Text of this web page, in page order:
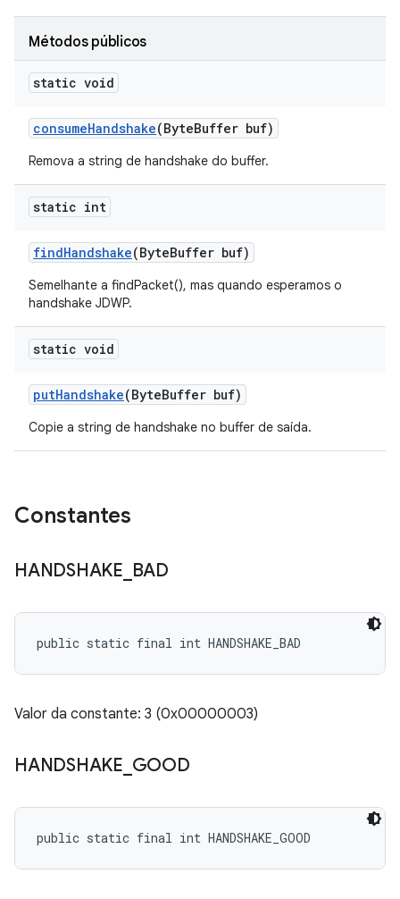
Métodos públicos
static void
consumeHandshake(ByteBuffer buf)
Remova a string de handshake do buffer.
static int
findHandshake(ByteBuffer buf)
Semelhante a findPacket(), mas quando esperamos o
handshake JDWP.
static void
putHandshake(ByteBuffer buf)
Copie a string de handshake no buffer de saída.
Constantes
HANDSHAKE BAD
public static final int HANDSHAKE_BAD
Valor da constante: 3 (0x00000003)
HANDSHAKE GOOD
public static final int HANDSHAKE_GOOD